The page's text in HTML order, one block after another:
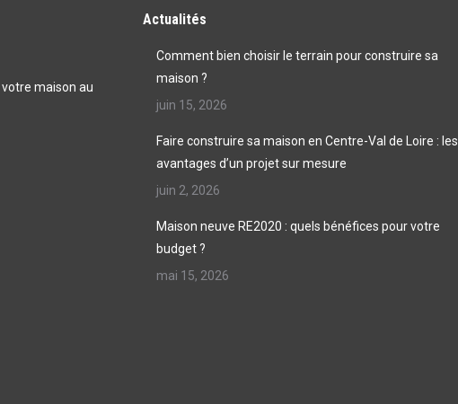
maison au
Actualités
Comment bien choisir le terrain pour construire sa
maison ?
juin 15, 2026
Faire construire sa maison en Centre-Val de Loire : les
avantages d’un projet sur mesure
juin 2, 2026
Maison neuve RE2020 : quels bénéfices pour votre
budget ?
mai 15, 2026